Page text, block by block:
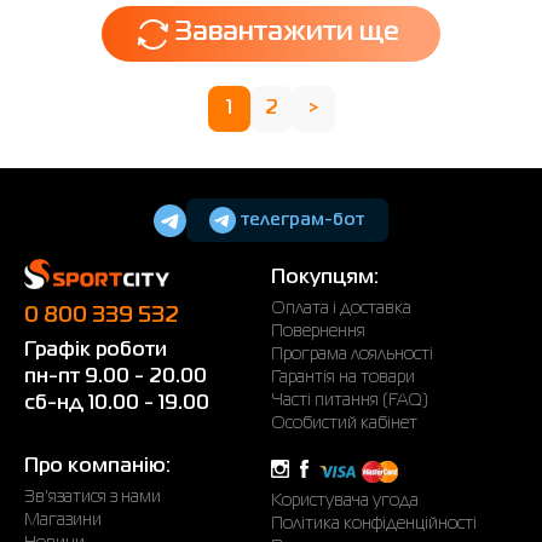
Завантажити ще
2 >
телеграм-бот
0 800 339 532
Графік роботи
пн-пт 9.00 - 20.00
сб-нд 10.00 - 19.00
Покупцям:
Оплата і доставка
Повернення
Програма лояльності
Гарантія на товари
Часті питання (FAQ)
Особистий кабінет
Про компанію:
Зв'язатися з нами
Магазини
Користувача угода
Політика конфіденційності